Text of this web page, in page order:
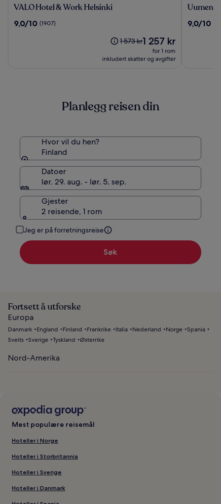
VALO
&
VALO Hotel & Work Helsinki
9.0
9,0/10 (1907)
Prisen
1 573 kr.
standardpris.
1 573 krPrisen
1 257 kr
1 257 kr
for 1 rom
inkludert skatter og avgifter
Uumen
Tampere
Uumen
9.0
9,0/10
Planlegg reisen din
Hvor vil du hen?
Finland
Datoer
lør. 29. aug. - lør. 5. sep.
Gjester
2 reisende, 1 rom
Jeg er på forretningsreise
Søk
Fortsett å utforske
Europa
Danmark England Finland Frankrike Italia Nederland Norge Spania
Sveits Sverige Tyskland Østerrike
Nord-Amerika
Mest populære reisemål
Hoteller i Norge
Hoteller i Storbritannia
Hoteller i Sverige
Hoteller i Danmark